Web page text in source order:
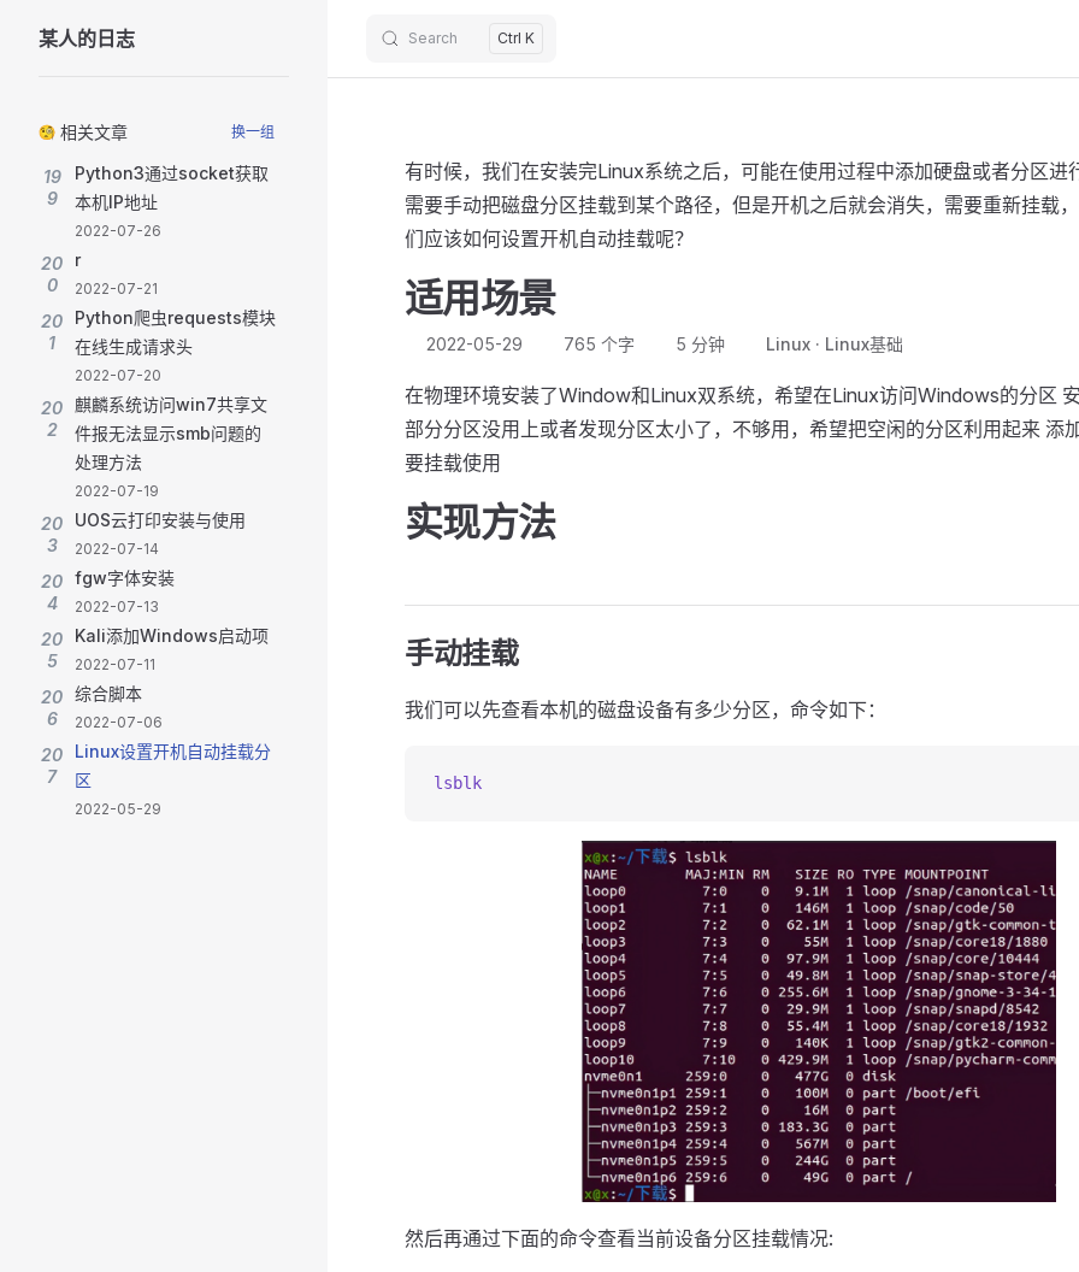
Skip to content
某人的日志 Search Ctrl K
相关文章 换一组
19
9
Python3通过socket获取
本机IP地址
2022-07-26
20
0
r
2022-07-21
20
1
Python爬虫requests模块
在线生成请求头
2022-07-20
20
2
麒麟系统访问win7共享文
件报无法显示smb问题的
处理方法
2022-07-19
20
3
UOS云打印安装与使用
2022-07-14
20
4
fgw字体安装
2022-07-13
20
5
Kali添加Windows启动项
2022-07-11
20
6
综合脚本
2022-07-06
20
7
Linux设置开机自动挂载分
区
2022-05-29
有时候，我们在安装完Linux系统之后，可能在使用过程中添加硬盘或者分区进
需要手动把磁盘分区挂载到某个路径，但是开机之后就会消失，需要重新挂载
们应该如何设置开机自动挂载呢？
适用场景
2022-05-29 765 个字 5 分钟 Linux Linux基础
在物理环境安装了Window和Linux双系统，希望在Linux访问Windows的分区
部分分区没用上或者发现分区太小了，不够用，希望把空闲的分区利用起来 添
要挂载使用
实现方法
手动挂载
我们可以先查看本机的磁盘设备有多少分区，命令如下：
lsblk
然后再通过下面的命令查看当前设备分区挂载情况: